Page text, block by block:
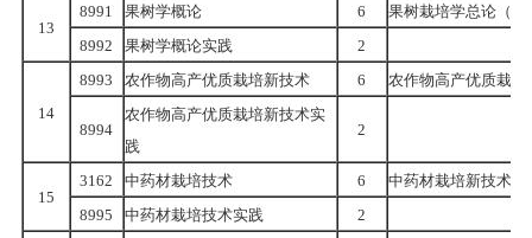
13
8991 果树学概论 6
果树栽培学总论（南
8992
果树学概论实践 2
14
8993 农作物高产优质栽培新技术 6 农作物高产优质栽培
8994
农作物高产优质栽培新技术实
践
2
15
3162 中药材栽培技术 6
中药材栽培新技术
8995
中药材栽培技术实践 2